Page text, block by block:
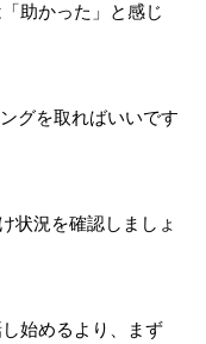
助かった」と感じ
グを取ればいいです
状況を確認しましょ
始めるより、まず